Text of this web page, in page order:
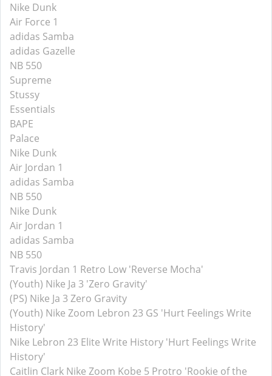
Nike Dunk
Air Force 1
adidas Samba
adidas Gazelle
NB 550
Supreme
Stussy
Essentials
BAPE
Palace
Nike Dunk
Air Jordan 1
adidas Samba
NB 550
Nike Dunk
Air Jordan 1
adidas Samba
NB 550
Travis Jordan 1 Retro Low 'Reverse Mocha'
(Youth) Nike Ja 3 'Zero Gravity'
(PS) Nike Ja 3 Zero Gravity
(Youth) Nike Zoom Lebron 23 GS 'Hurt Feelings Write
History'
Nike Lebron 23 Elite Write History 'Hurt Feelings Write
History'
Caitlin Clark Nike Zoom Kobe 5 Protro 'Rookie of the